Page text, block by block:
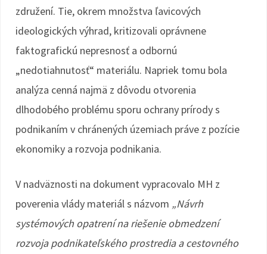
združení. Tie, okrem množstva ľavicových
ideologických výhrad, kritizovali oprávnene
faktografickú nepresnosť a odbornú
„nedotiahnutosť“ materiálu. Napriek tomu bola
analýza cenná najmä z dôvodu otvorenia
dlhodobého problému sporu ochrany prírody s
podnikaním v chránených územiach práve z pozície
ekonomiky a rozvoja podnikania.
V nadväznosti na dokument vypracovalo MH z
poverenia vlády materiál s názvom „Návrh
systémových opatrení na riešenie obmedzení
rozvoja podnikateľského prostredia a cestovného